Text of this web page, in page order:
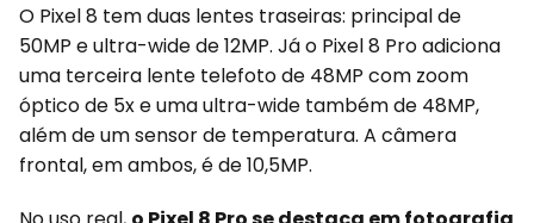
O Pixel 8 tem duas lentes traseiras: principal de
50MP e ultra-wide de 12MP. Já o Pixel 8 Pro adiciona
uma terceira lente telefoto de 48MP com zoom
óptico de 5x e uma ultra-wide também de 48MP,
além de um sensor de temperatura. A câmera
frontal, em ambos, é de 10,5MP.